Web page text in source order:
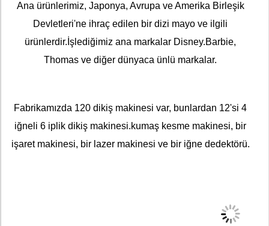
Ana ürünlerimiz, Japonya, Avrupa ve Amerika Birleşik
Devletleri'ne ihraç edilen bir dizi mayo ve ilgili
ürünlerdir.İşlediğimiz ana markalar Disney.Barbie,
Thomas ve diğer dünyaca ünlü markalar.
Fabrikamızda 120 dikiş makinesi var, bunlardan 12'si 4
iğneli 6 iplik dikiş makinesi.kumaş kesme makinesi, bir
işaret makinesi, bir lazer makinesi ve bir iğne dedektörü.